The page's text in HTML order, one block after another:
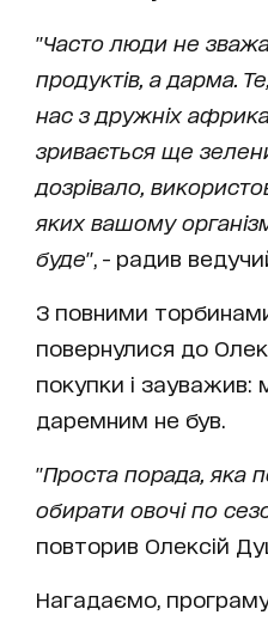
"Часто люди не
продуктів, а дарма.
нас з дружніх
зривається ще
дозрівало,
яких вашому
буде", - радив
З повними
повернулися до
покупки і
даремним не був.
"Проста порада, яка
обирати овочі по
повторив Олексій
Нагадаємо,